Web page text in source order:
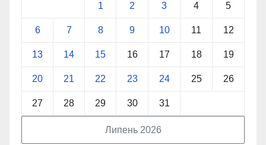
Липень 2026
1 2 3 4 5
6 7 8 9 10 11 12
13 14 15 16 17 18 19
20 21 22 23 24 25 26
27 28 29 30 31